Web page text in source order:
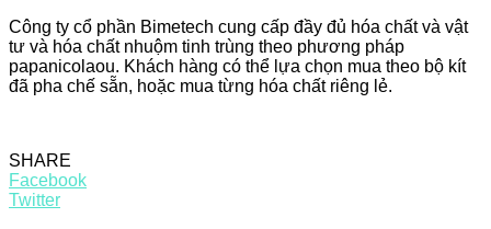
Công ty cổ phần Bimetech cung cấp đầy đủ hóa chất và vật
tư và hóa chất nhuộm tinh trùng theo phương pháp
papanicolaou. Khách hàng có thể lựa chọn mua theo bộ kít
đã pha chế sẵn, hoặc mua từng hóa chất riêng lẻ.
SHARE
Facebook
Twitter